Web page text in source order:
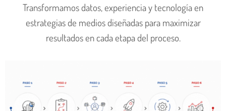
Transformamos datos, experiencia y tecnología en
estrategias de medios diseñadas para maximizar
resultados en cada etapa del proceso.